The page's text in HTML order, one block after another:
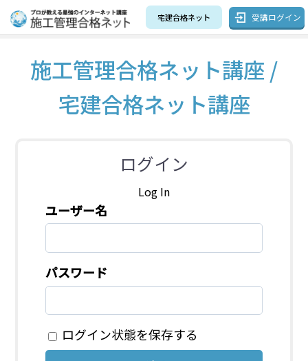
宅建合格ネット 受講ログイン
施工管理合格ネット講座 /
宅建合格ネット講座
ログイン
Log In
ユーザー名
パスワード
ログイン状態を保存する